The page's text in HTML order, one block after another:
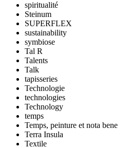
spiritualité
Steinum
SUPERFLEX
sustainability
symbiose
Tal R
Talents
Talk
tapisseries
Technologie
technologies
Technology
temps
Temps, peinture et nota bene
Terra Insula
Textile